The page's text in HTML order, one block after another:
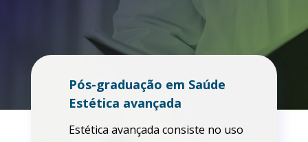
Pós-graduação em Saúde
Estética avançada
Estética avançada consiste no uso